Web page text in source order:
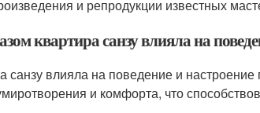
и репродукции известных
квартира санзу влияла на
санзу влияла на поведение и
и комфорта, что